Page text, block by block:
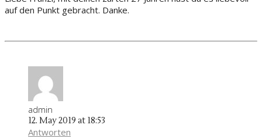
auf den Punkt gebracht. Danke.
admin
12. May 2019 at 18:53
Antworten